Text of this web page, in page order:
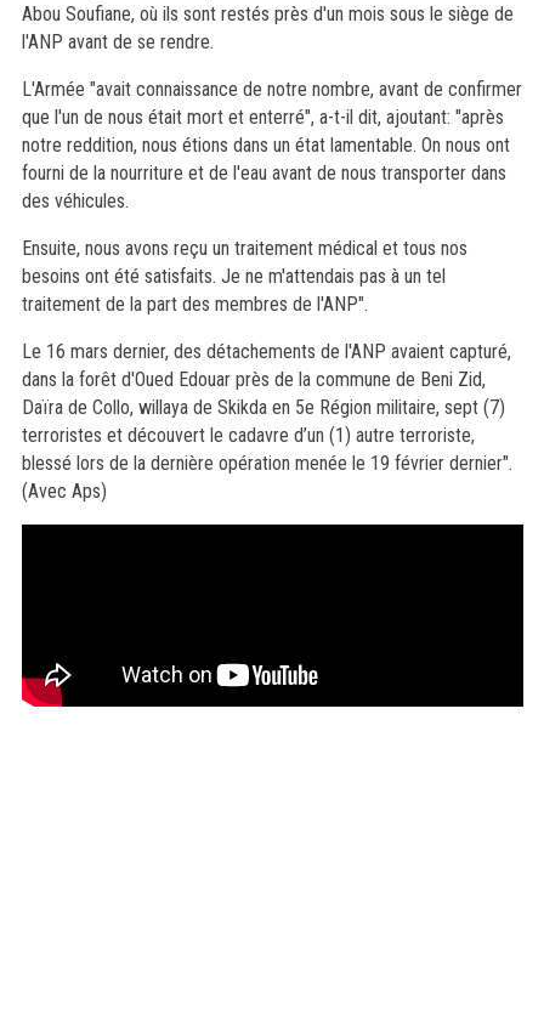
Abou Soufiane, où ils sont restés près d'un mois sous le siège de
l'ANP avant de se rendre.
L'Armée "avait connaissance de notre nombre, avant de confirmer
que l'un de nous était mort et enterré", a-t-il dit, ajoutant: "après
notre reddition, nous étions dans un état lamentable. On nous ont
fourni de la nourriture et de l'eau avant de nous transporter dans
des véhicules.
Ensuite, nous avons reçu un traitement médical et tous nos
besoins ont été satisfaits. Je ne m'attendais pas à un tel
traitement de la part des membres de l'ANP".
Le 16 mars dernier, des détachements de l'ANP avaient capturé,
dans la forêt d'Oued Edouar près de la commune de Beni Zid,
Daïra de Collo, willaya de Skikda en 5e Région militaire, sept (7)
terroristes et découvert le cadavre d’un (1) autre terroriste,
blessé lors de la dernière opération menée le 19 février dernier".
(Avec Aps)